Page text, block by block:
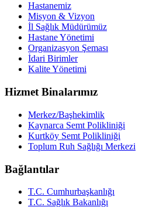
Hastanemiz
Misyon & Vizyon
İl Sağlık Müdürümüz
Hastane Yönetimi
Organizasyon Şeması
İdari Birimler
Kalite Yönetimi
Hizmet Binalarımız
Merkez/Başhekimlik
Kaynarca Semt Polikliniği
Kurtköy Semt Polikliniği
Toplum Ruh Sağlığı Merkezi
Bağlantılar
T.C. Cumhurbaşkanlığı
T.C. Sağlık Bakanlığı